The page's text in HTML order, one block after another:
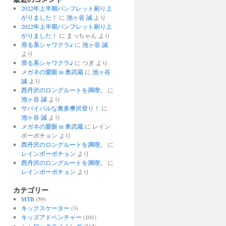
2022年上半期パンフレット刷り上
がりました！ に 池ヶ谷 誠より
2022年上半期パンフレット刷り上
がりました！ に まっちゃん より
滑る系シャワクラ♪に 池ヶ谷 誠
より
滑る系シャワクラ♪に つぎより
メガネの愛眼 in 奥武蔵に 池ヶ谷
誠より
西丹沢のロングルートを満喫。
に
池ヶ谷 誠より
サバイバルな奥多摩沢登り！ に
池ヶ谷 誠より
メガネの愛眼 in 奥武蔵に レイン
ボーポチョン より
西丹沢のロングルートを満喫。
に
レインボーポチョン より
西丹沢のロングルートを満喫。
に
レインボーポチョン より
カテゴリー
MTB (59)
キックスケーター (3)
キッズアドベンチャー (101)